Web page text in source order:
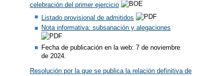
celebración del primer ejercicio
Listado provisional de admitidos
Nota informativa: subsanación y alegaciones
Fecha de publicación en la web: 7 de noviembre
de 2024.
Resolución por la que se publica la relación definitiva de